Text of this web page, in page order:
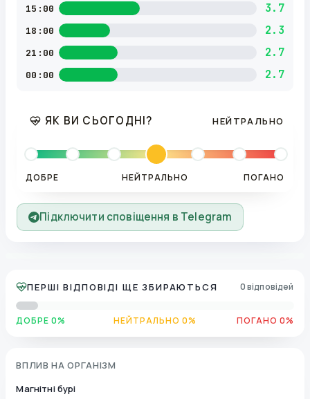
15:00 3.7
18:00 2.3
21:00 2.7
00:00 2.7
ЯК ВИ СЬОГОДНІ? НЕЙТРАЛЬНО
ДОБРЕ НЕЙТРАЛЬНО ПОГАНО
Підключити сповіщення в Telegram
ПЕРШІ ВІДПОВІДІ ЩЕ ЗБИРАЮТЬСЯ 0 відповідей
ДОБРЕ 0% НЕЙТРАЛЬНО 0% ПОГАНО 0%
ВПЛИВ НА ОРГАНІЗМ
Магнітні бурі